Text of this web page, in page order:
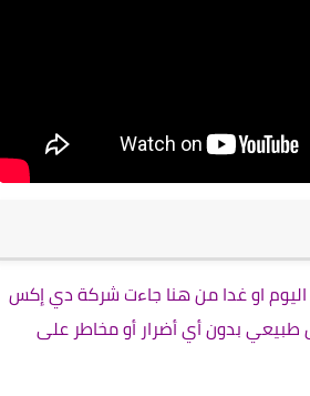
او غدا ‏من هنا جاءت شركة